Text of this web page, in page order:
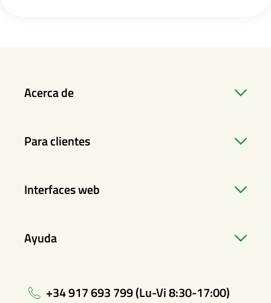
Acerca de
Para clientes
Interfaces web
Ayuda
+34 917 693 799 (Lu-Vi 8:30-17:00)